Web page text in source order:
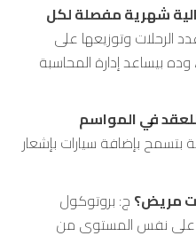
شهرية مفصلة لكل
الرحلات وتوزيعها على
بيساعد إدارة المحاسبة
في المواسم
بتسمح بإضافة سيارات بإشعار
مريض؟ ج: بروتوكول
على نفس المستوى من